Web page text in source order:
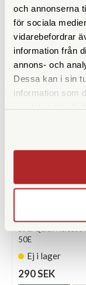
och annonserna
för sociala
vidarebefordrar
information från
annons- och
Dessa kan i sin
information som
ANDRA
50E
Ej i lager
290 SEK